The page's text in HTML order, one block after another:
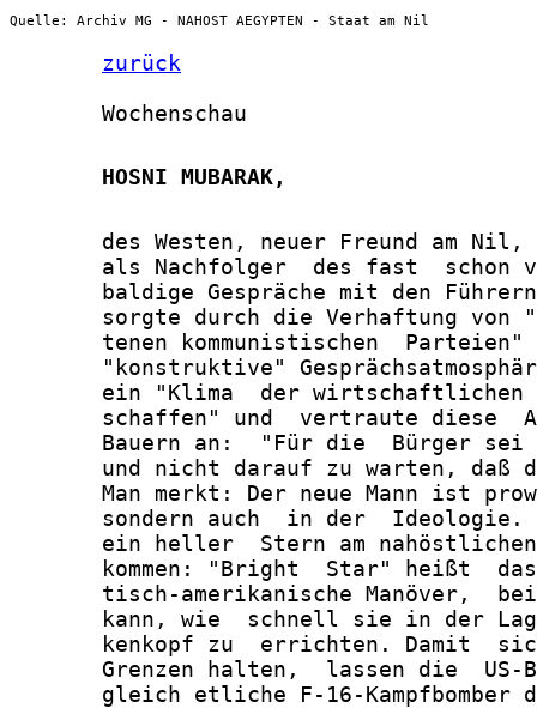
Quelle: Archiv MG - NAHOST AEGYPTEN - Staat am Nil
zurück
       Wochenschau
       HOSNI MUBARAK,
des Westen, neuer Freund am
als Nachfolger  des fast  schon
baldige Gespräche mit den
sorgte durch die Verhaftung von
tenen kommunistischen
"konstruktive"
ein "Klima  der
schaffen" und  vertraute diese
Bauern an:  "Für die  Bürger
und nicht darauf zu warten, daß
Man merkt: Der neue Mann ist
sondern auch  in der
ein heller  Stern am
kommen: "Bright  Star" heißt
tisch-amerikanische Manöver,
kann, wie  schnell sie in der
kenkopf zu  errichten. Damit
Grenzen halten,  lassen die
gleich etliche F-16-Kampfbomber